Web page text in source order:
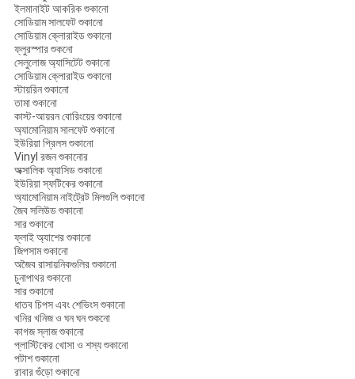
ইলমানাইট আকরিক শুকানো
সোডিয়াম সালফেট শুকানো
সোডিয়াম ক্লোরাইড শুকানো
ফ্লুরস্পার শুকনো
সেলুলোজ অ্যাসিটেট শুকানো
সোডিয়াম ক্লোরাইড শুকানো
স্টায়রিন শুকানো
তামা শুকানো
কাস্ট-আয়রন বোরিংয়ের শুকানো
অ্যামোনিয়াম সালফেট শুকানো
ইউরিয়া প্রিলস শুকানো
Vinyl রজন শুকানোর
অক্সালিক অ্যাসিড শুকানো
ইউরিয়া স্ফটিকের শুকানো
অ্যামোনিয়াম নাইট্রেট মিলগুলি শুকানো
জৈব সলিউড শুকানো
সার শুকানো
ফ্লাই অ্যাশের শুকানো
জিপসাম শুকানো
অজৈব রাসায়নিকগুলির শুকানো
চুনাপাথর শুকানো
সার শুকানো
ধাতব চিপস এবং শেভিংস শুকানো
খনির খনিজ ও ঘন ঘন শুকনো
কাগজ স্লাজ শুকানো
প্লাস্টিকের খোসা ও শস্য শুকানো
পটাশ শুকানো
রাবার গুঁড়ো শুকানো